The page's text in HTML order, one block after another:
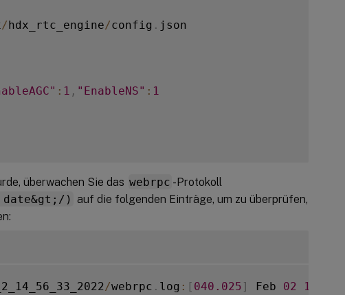
/hdx_rtc_engine/config . json
: 1 , "EnableNS" : 1
überwachen Sie das webrpc -Protokoll
) auf die folgenden Einträge, um zu überprüfen,
/webrpc . log : [ 040.025 ] Feb 02 14